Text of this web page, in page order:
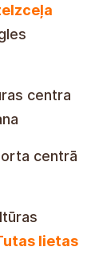
centra
centrā
lietas